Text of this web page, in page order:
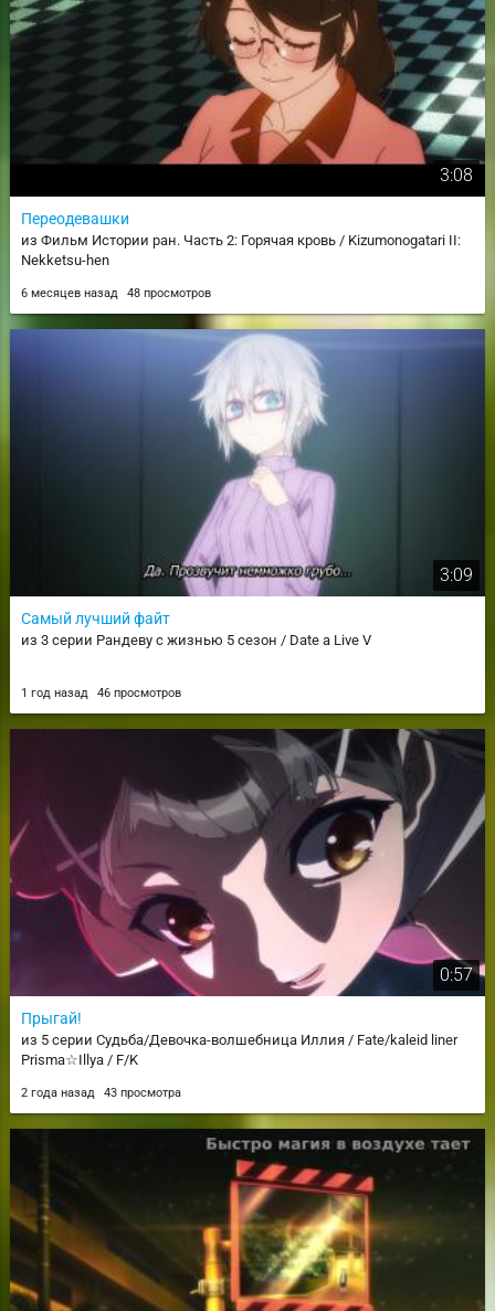
3:08
Переодевашки
из Фильм Истории ран. Часть 2: Горячая кровь / Kizumonogatari II:
Nekketsu-hen
6 месяцев назад 48 просмотров
3:09
Самый лучший файт
из 3 серии Рандеву с жизнью 5 сезон / Date a Live V
1 год назад 46 просмотров
0:57
Прыгай!
из 5 серии Судьба/Девочка-волшебница Иллия / Fate/kaleid liner
Prisma☆Illya / F/K
2 года назад 43 просмотра